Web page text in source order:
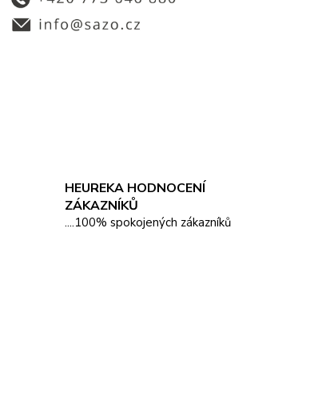
HEUREKA HODNOCENÍ
ZÁKAZNÍKŮ
....100% spokojených zákazníků